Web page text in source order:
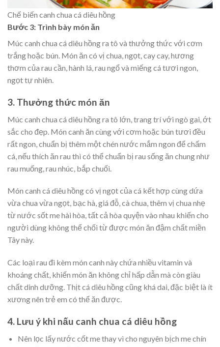
Chế biến canh chua cá diêu hồng
Bước 3: Trình bày món ăn
Múc canh chua cá diêu hồng ra tô và thưởng thức với cơm
trắng hoặc bún. Món ăn có vị chua, ngọt, cay cay, hương
thơm của rau cần, hành lá, rau ngổ và miếng cá tươi ngon,
ngọt tự nhiên.
3. Thưởng thức món ăn
Múc canh chua cá diêu hồng ra tô lớn, trang trí với ngò gai, ớt
sắc cho đẹp. Món canh ăn cùng với cơm hoặc bún tươi đều
rất ngon, chuẩn bị thêm một chén nước mắm ngon để chấm
cá, nếu thích ăn rau thì có thể chuẩn bị rau sống ăn chung như
rau muống, rau nhúc, bắp chuối.
Món canh cá diêu hồng có vị ngọt của cá kết hợp cùng dứa
vừa chua vừa ngọt, bạc hà, giá đỗ, cà chua, thêm vị chua nhẹ
từ nước sốt me hài hòa, tất cả hòa quyện vào nhau khiến cho
người dùng không thể chối từ được món ăn đậm chất miền
Tây này.
Các loại rau đi kèm món canh này chứa nhiều vitamin và
khoáng chất, khiến món ăn không chỉ hấp dẫn mà còn giàu
chất dinh dưỡng. Thịt cá diêu hồng cũng khá dai, đặc biệt là ít
xương nên trẻ em có thể ăn được.
4. Lưu ý khi nấu canh chua cá diêu hồng
Nên lọc lấy nước cốt me thay vì cho nguyên bịch me chín